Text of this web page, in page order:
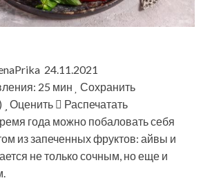
24.11.2021
25 мин
Сохранить
Оценить
Распечатать
года можно побаловать себя
из запеченных фруктов: айвы и
не только сочным, но еще и